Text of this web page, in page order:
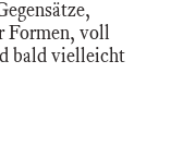
Formen, voll
bald vielleicht